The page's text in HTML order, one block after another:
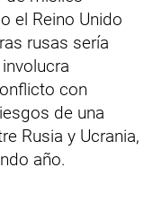
el Reino Unido
rusas sería
con
de una
Rusia y Ucrania,
año.